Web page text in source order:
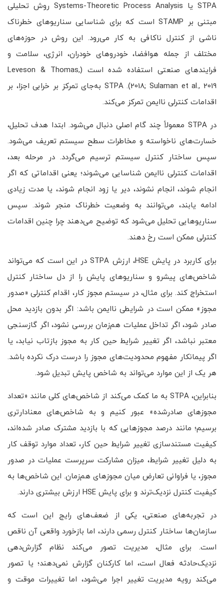
STPA یا Systems-Theoretic Process Analysis روش تحلیلی
مبتنی بر STAMP است که برای شناسایی سناریوهای خطرناک
ناشی از کنترل ناکافی به کار می‌رود. این روش در حوزه‌های
مختلف از جمله هوافضا، خودروهای خودران، انرژی، سلامت و
فرایندهای صنعتی استفاده شده است (Leveson & Thomas,
2018; Sulaman et al., 2019). STPA به‌جای تمرکز بر خرابی اجزا، بر
اقدامات کنترلی ناایمن تمرکز می‌کند.
در STPA معمولاً چند گام اصلی دنبال می‌شود. ابتدا هدف تحلیل،
خسارت‌های ناخواسته و مخاطرات سطح سیستم تعریف می‌شود.
سپس ساختار کنترل سیستم ترسیم می‌گردد. در مرحله بعد،
اقدامات کنترلی ناایمن شناسایی می‌شوند؛ یعنی اقداماتی که اگر
انجام شوند، انجام نشوند، دیر یا زود انجام شوند، یا مدت زیادی
ادامه یابند، می‌توانند به وضعیت خطرناک منجر شوند. سپس
سناریوهایی تحلیل می‌شود که توضیح می‌دهند چرا چنین اقدامات
کنترلی ممکن است رخ دهند.
برای کاربرد در پایش HSE، ارزش STPA در این است که می‌تواند
شاخص‌های پیشرو و سناریوهای پایش را از دل ساختار کنترل
استخراج کند. برای مثال، در سیستم مجوز کار، اقدام کنترلی «صدور
مجوز» ممکن است در شرایطی ناایمن باشد: اگر بدون بازدید محل
صادر شود، اگر تداخل عملیات هم‌زمان بررسی نشود، اگر گازسنجی
معتبر نباشد، اگر تغییر شرایط حین کار به مجوز بازتاب نیابد، یا
اگر پیمانکار مفهوم محدودیت‌های مجوز را درست درک نکرده باشد.
هر یک از این موارد می‌تواند به شاخص پایش تبدیل شود.
بنابراین، STPA به ما کمک می‌کند از شاخص‌های کلی مانند «تعداد
مجوزهای صادرشده» عبور کنیم و به شاخص‌های معنادارتری
برسیم؛ مانند درصد مجوزهایی که با بازدید مشترک صادر شده‌اند،
کیفیت مستندسازی تغییر شرایط حین کار، تعداد موارد توقف کار
به دلیل تغییر شرایط، میزان مشارکت سرپرست عملیات در صدور
مجوز، یا فراوانی تعارض میان مجوزهای هم‌زمان. این شاخص‌ها به
کیفیت کنترل نزدیک‌ترند و برای پایش HSE ارزش بیشتری دارند.
در تجربه‌های صنعتی، یکی از ضعف‌های رایج این است که
سازمان‌ها ساختار کنترل رسمی دارند، اما بازخورد واقعی آن ناقص
است. برای مثال، مدیریت تصور می‌کند نظام گزارش‌دهی
نزدیک‌حادثه فعال است، اما کارکنان گزارش نمی‌دهند؛ یا تصور
می‌کند رویه مدیریت تغییر اجرا می‌شود، اما تغییرات موقت و